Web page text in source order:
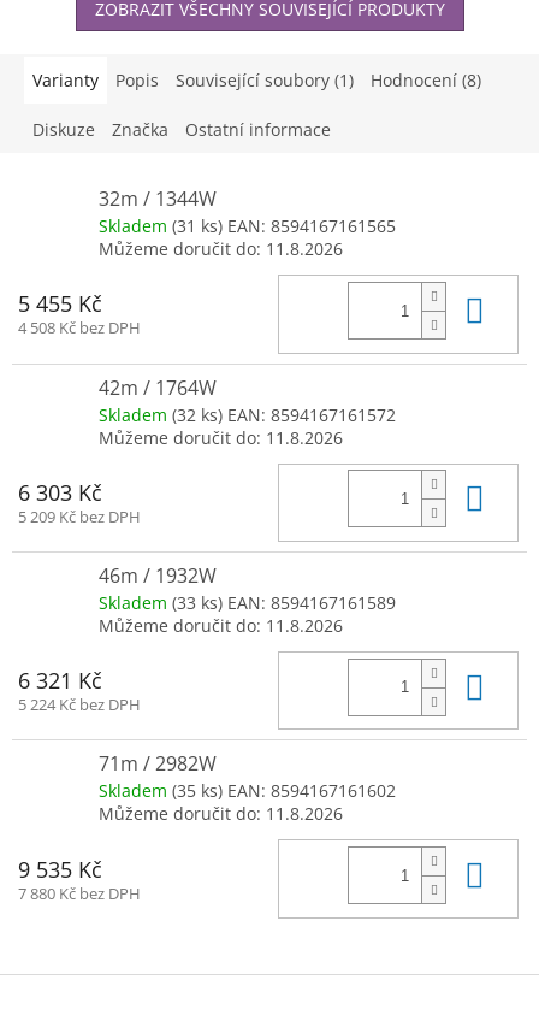
ZOBRAZIT VŠECHNY SOUVISEJÍCÍ PRODUKTY
Varianty Popis Související soubory (1) Hodnocení (8)
Diskuze Značka Ostatní informace
32m / 1344W
Skladem (31 ks) EAN: 8594167161565
Můžeme doručit do: 11.8.2026
5 455 Kč
4 508 Kč bez DPH
42m / 1764W
Skladem (32 ks) EAN: 8594167161572
Můžeme doručit do: 11.8.2026
6 303 Kč
5 209 Kč bez DPH
46m / 1932W
Skladem (33 ks) EAN: 8594167161589
Můžeme doručit do: 11.8.2026
6 321 Kč
5 224 Kč bez DPH
71m / 2982W
Skladem (35 ks) EAN: 8594167161602
Můžeme doručit do: 11.8.2026
9 535 Kč
7 880 Kč bez DPH
Z